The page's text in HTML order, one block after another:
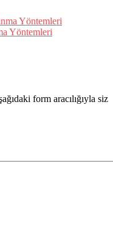
Yöntemleri
form aracılığıyla siz